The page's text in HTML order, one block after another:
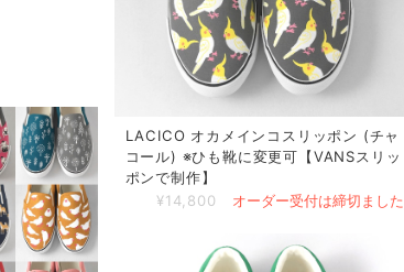
LACICO オカメインコスリッポン (チャ
コール) ※ひも靴に変更可【VANSスリッ
ポンで制作】
¥14,800
オーダー受付は締切ました